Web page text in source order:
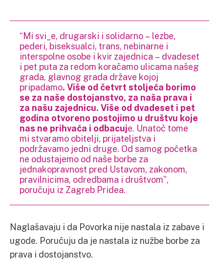
“Mi svi_e, drugarski i solidarno – lezbe,
pederi, biseksualci, trans, nebinarne i
interspolne osobe i kvir zajednica – dvadeset
i pet puta za redom koračamo ulicama našeg
grada, glavnog grada države kojoj
pripadamo. Više od četvrt stoljeća borimo
se za naše dostojanstvo, za naša prava i
za našu zajednicu. Više od dvadeset i pet
godina otvoreno postojimo u društvu koje
nas ne prihvaća i odbacuje. Unatoč tome
mi stvaramo obitelji, prijateljstva i
podržavamo jedni druge. Od samog početka
ne odustajemo od naše borbe za
jednakopravnost pred Ustavom, zakonom,
pravilnicima, odredbama i društvom”,
poručuju iz Zagreb Pridea.
Naglašavaju i da Povorka nije nastala iz zabave i
ugode. Poručuju da je nastala iz nužbe borbe za
prava i dostojanstvo.